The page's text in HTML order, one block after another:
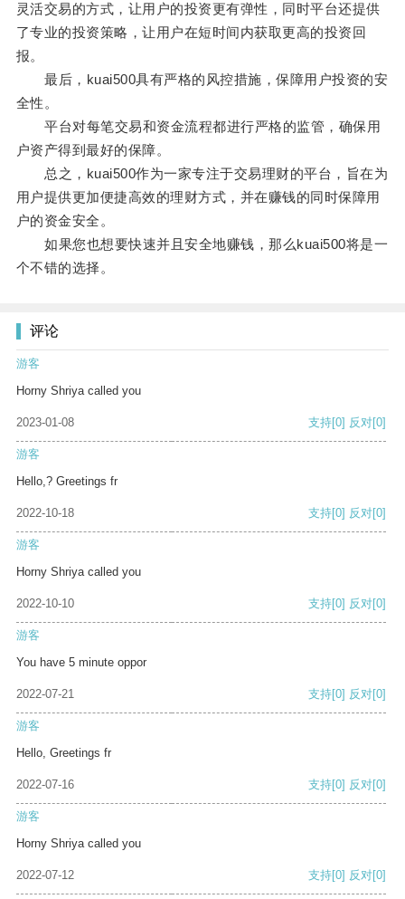
灵活交易的方式，让用户的投资更有弹性，同时平台还提供
了专业的投资策略，让用户在短时间内获取更高的投资回
报。
最后，kuai500具有严格的风控措施，保障用户投资的安
全性。
平台对每笔交易和资金流程都进行严格的监管，确保用
户资产得到最好的保障。
总之，kuai500作为一家专注于交易理财的平台，旨在为
用户提供更加便捷高效的理财方式，并在赚钱的同时保障用
户的资金安全。
如果您也想要快速并且安全地赚钱，那么kuai500将是一
个不错的选择。
评论
游客
Horny Shriya called you
2023-01-08 支持[0] 反对[0]
游客
Hello,? Greetings fr
2022-10-18 支持[0] 反对[0]
游客
Horny Shriya called you
2022-10-10 支持[0] 反对[0]
游客
You have 5 minute oppor
2022-07-21 支持[0] 反对[0]
游客
Hello, Greetings fr
2022-07-16 支持[0] 反对[0]
游客
Horny Shriya called you
2022-07-12 支持[0] 反对[0]